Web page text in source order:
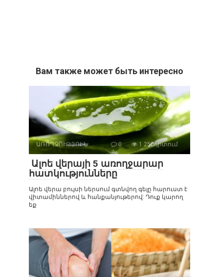
Вам также может быть интересно
ԱՌՈՂՋՈՒԹՅՈԻՆ 0 1 250դիտում
Ալոե վերայի 5 առողջարար
հատկությունները
Ալոե վերա բույսի ներսում գտնվող գելը հարուստ է
վիտամիններով և հանքանյութերով: Դուք կարող
եք